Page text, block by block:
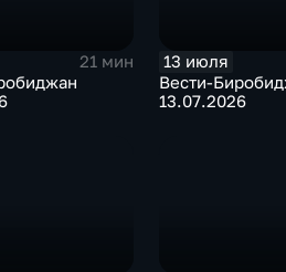
21 мин
13 июля
Вести-
13.07.2026